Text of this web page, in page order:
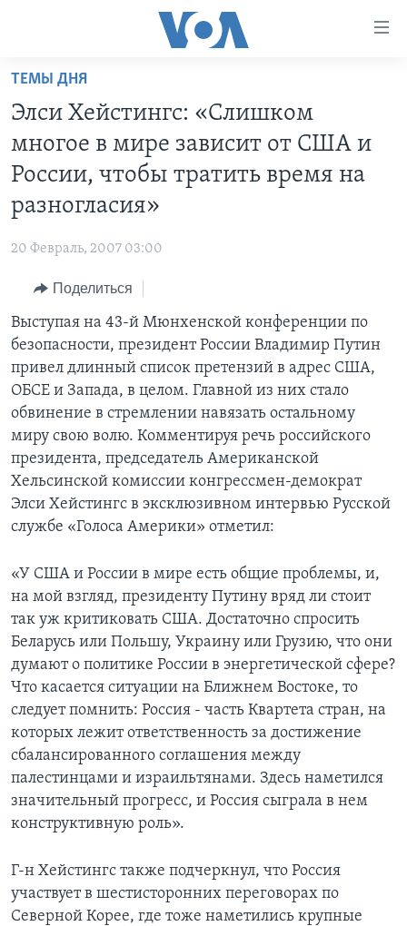
Перейти
основной
контент
Перейти
основной
Перейти
поиск
ПОЧЕМУ ЭТО ВАЖНО?
ДИСКУССИЯ VOA
ДЕТАЛИ
НЬЮ-ЙОРК NEW YORK
АМЕРИКА. БОЛЬШОЕ ПУТЕШЕСТВИЕ
ПРОЕКТЫ
А КАК В АМЕРИКЕ?
АРТЕФАКТЫ
АМЕРИКАНСКИЕ ГОРОДКИ
ФАКТЫ ПРОТИВ ФЕЙКОВ
ЗА СВОБОДУ ПРЕССЫ
УЧИМ АНГЛИЙСКИЙ
ПОДПИСКА НА НОВОСТИ
Learning English
СОЦИАЛЬНЫЕ СЕТИ
Языки
ТЕМЫ ДНЯ
Элси Хейстингс: «Слишком
многое в мире зависит от США и
России, чтобы тратить время на
разногласия»
20 Февраль, 2007 03:00
Поделиться
Выступая на 43-й Мюнхенской конференции по
безопасности, президент России Владимир Путин
привел длинный список претензий в адрес США,
ОБСЕ и Запада, в целом. Главной из них стало
обвинение в стремлении навязать остальному
миру свою волю. Комментируя речь российского
президента, председатель Американской
Хельсинской комиссии конгрессмен-демократ
Элси Хейстингс в эксклюзивном интервью Русской
службе «Голоса Америки» отметил:
«У США и России в мире есть общие проблемы, и,
на мой взгляд, президенту Путину вряд ли стоит
так уж критиковать США. Достаточно спросить
Беларусь или Польшу, Украину или Грузию, что они
думают о политике России в энергетической сфере?
Что касается ситуации на Ближнем Востоке, то
следует помнить: Россия - часть Квартета стран, на
которых лежит ответственность за достижение
сбалансированного соглашения между
палестинцами и израильтянами. Здесь наметился
значительный прогресс, и Россия сыграла в нем
конструктивную роль».
Г-н Хейстингс также подчеркнул, что Россия
участвует в шестисторонних переговорах по
Северной Корее, где тоже наметились крупные